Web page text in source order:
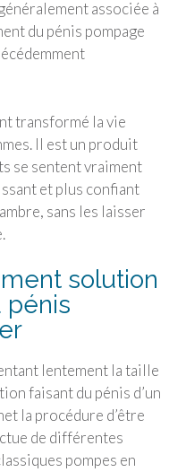
associée à
du pénis pompage
transformé la vie
Il est un produit
se sentent vraiment
et plus confiant
sans les laisser
solution
pénis
lentement la taille
faisant du pénis d’un
la procédure d’être
de différentes
pompes en